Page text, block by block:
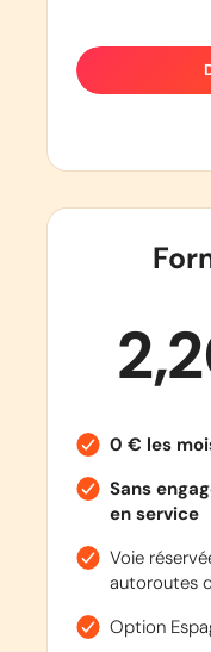
0 € les
Sans
en service
Voie
autoroutes
Option